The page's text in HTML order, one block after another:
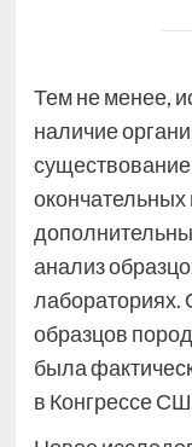
Тем не менее,
наличие
анализ
лабораториях.
образцов
была
в Конгрессе